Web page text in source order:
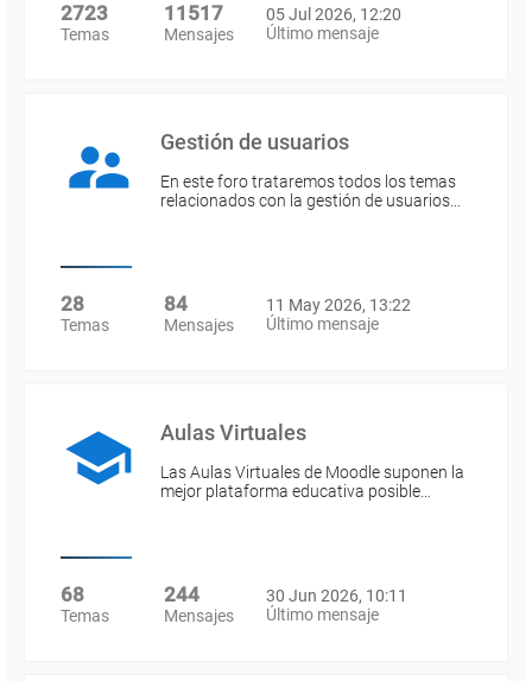
2723
Temas
11517
Mensajes
05 Jul 2026, 12:20
Último mensaje
Gestión de usuarios
En este foro trataremos todos los temas
relacionados con la gestión de usuarios…
28
Temas
84
Mensajes
11 May 2026, 13:22
Último mensaje
Aulas Virtuales
Las Aulas Virtuales de Moodle suponen la
mejor plataforma educativa posible…
68
Temas
244
Mensajes
30 Jun 2026, 10:11
Último mensaje